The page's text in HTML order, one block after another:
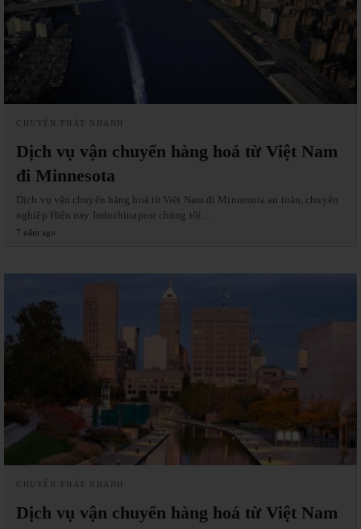
CHUYỂN PHÁT NHANH
Dịch vụ vận chuyển hàng hoá từ Việt Nam
đi Minnesota
Dịch vụ vận chuyển hàng hoá từ Việt Nam đi Minnesota an toàn, chuyên
nghiệp Hiện nay Indochinapost chúng tôi…
7 năm ago
CHUYỂN PHÁT NHANH
Dịch vụ vận chuyển hàng hoá từ Việt Nam